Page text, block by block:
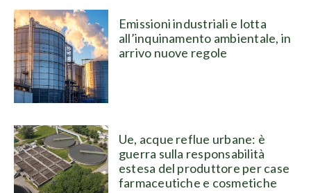
Emissioni industriali e lotta
all’inquinamento ambientale, in
arrivo nuove regole
Ue, acque reflue urbane: è
guerra sulla responsabilità
estesa del produttore per case
farmaceutiche e cosmetiche